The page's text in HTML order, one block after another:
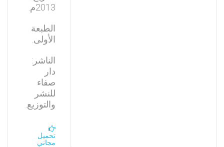
2013م.
الطبعة
الأولى.
الناشر:
دار
صفاء
للنشر
والتوزيع.
تحميل
مجاني